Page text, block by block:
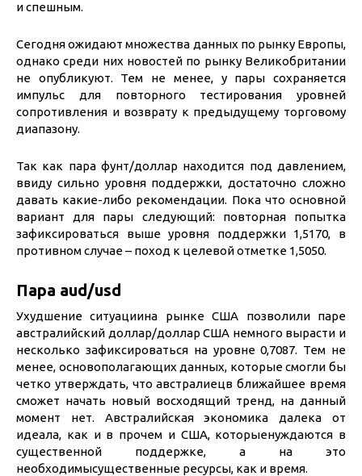
и спешным.
Сегодня ожидают множества данных по рынку Европы,
однако среди них новостей по рынку Великобритании
не опубликуют. Тем не менее, у пары сохраняется
импульс для повторного тестирования уровней
сопротивления и возврату к предыдущему торговому
диапазону.
Так как пара фунт/доллар находится под давлением,
ввиду сильно уровня поддержки, достаточно сложно
давать какие-либо рекомендации. Пока что основной
вариант для пары следующий: повторная попытка
зафиксироваться выше уровня поддержки 1,5170, в
противном случае – поход к целевой отметке 1,5050.
Пара aud/usd
Ухудшение ситуациина рынке США позволили паре
австралийский доллар/доллар США немного вырасти и
несколько зафиксироваться на уровне 0,7087. Тем не
менее, основополагающих данных, которые смогли бы
четко утверждать, что австралиецв ближайшее время
сможет начать новый восходящий тренд, на данный
момент нет. Австралийская экономика далека от
идеала, как и в прочем и США, которыенуждаются в
существенной поддержке, а на это
необходимысущественные ресурсы, как и время.